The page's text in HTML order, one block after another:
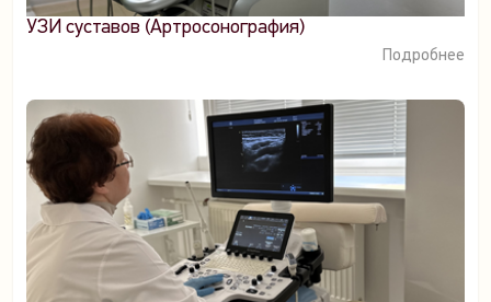
УЗИ суставов (Артросонография)
Подробнее